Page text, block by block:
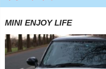
MINI ENJOY LIFE